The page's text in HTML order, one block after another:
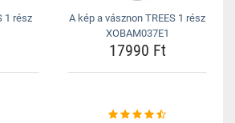
1 rész
A kép a vásznon TREES 1 rész
XOBAM037E1
17990 Ft